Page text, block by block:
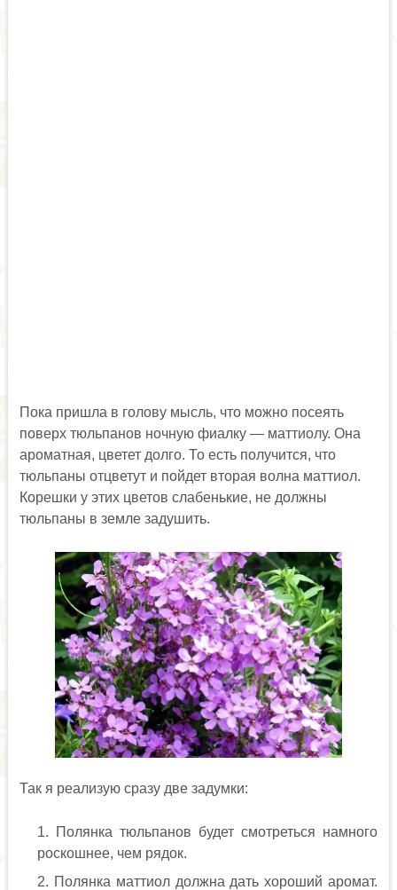
Пока пришла в голову мысль, что можно посеять
поверх тюльпанов ночную фиалку — маттиолу. Она
ароматная, цветет долго. То есть получится, что
тюльпаны отцветут и пойдет вторая волна маттиол.
Корешки у этих цветов слабенькие, не должны
тюльпаны в земле задушить.
Так я реализую сразу две задумки:
Полянка тюльпанов будет смотреться намного
роскошнее, чем рядок.
Полянка маттиол должна дать хороший аромат.